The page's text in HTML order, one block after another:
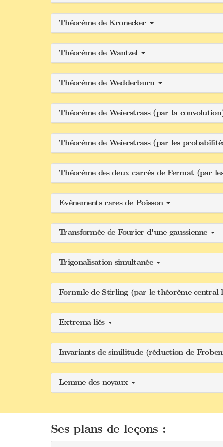
Théorème de Kronecker
Théorème de Wantzel
Théorème de Wedderburn
Théorème de Weierstrass (par la
Théorème de Weierstrass (par les
Théorème des deux carrés de Fermat (par
Evènements rares de Poisson
Transformée de Fourier d'une gaussienne
Trigonalisation simultanée
Formule de Stirling (par le théorème central
Extrema liés
Invariants de similitude (réduction de
Lemme des noyaux
Ses plans de leçons :